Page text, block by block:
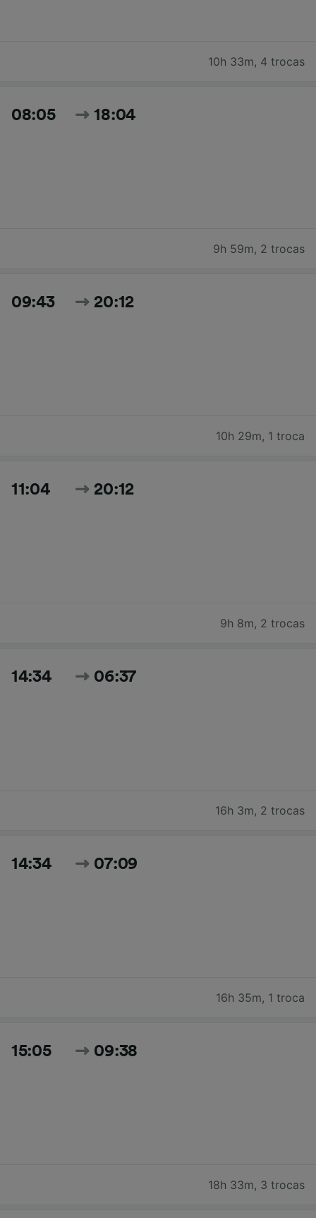
10h 33m, 4 trocas
08:05 18:04
9h 59m, 2 trocas
09:43 20:12
10h 29m, 1 troca
11:04 20:12
9h 8m, 2 trocas
14:34 06:37
16h 3m, 2 trocas
14:34 07:09
16h 35m, 1 troca
15:05 09:38
18h 33m, 3 trocas